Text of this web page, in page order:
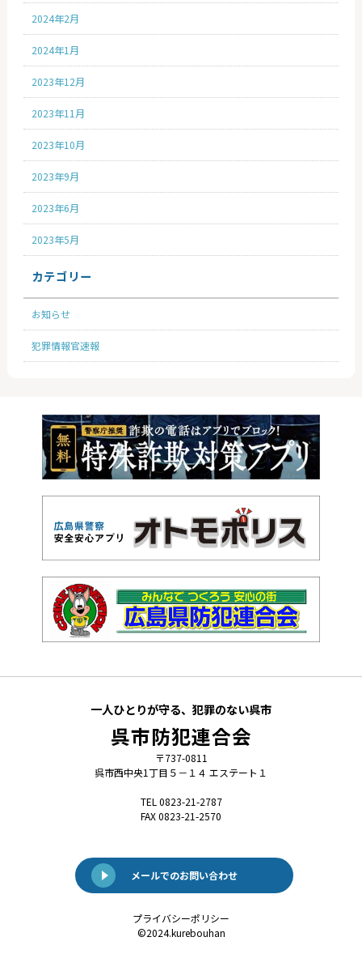
2024年2月
2024年1月
2023年12月
2023年11月
2023年10月
2023年9月
2023年6月
2023年5月
カテゴリー
お知らせ
犯罪情報官速報
一人ひとりが守る、犯罪のない呉市
呉市防犯連合会
〒737-0811
呉市西中央1丁目５－１４ エステート１
TEL 0823-21-2787
FAX 0823-21-2570
メールでのお問い合わせ
プライバシーポリシー
©️2024.kurebouhan